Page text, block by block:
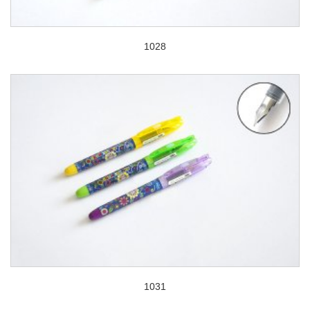
1028
1031